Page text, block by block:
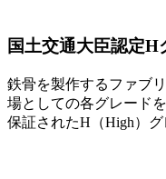
国土交通大臣認定
鉄骨を製作するファブ
場としての各グレード
保証されたH（High）